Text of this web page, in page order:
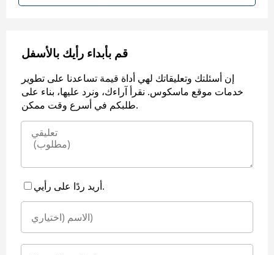
قم بأبداء رأيك بالأسفل
إن أسئلتك وتعليقاتك لهي أداة قيمة تساعدنا على تطوير
خدمات موقع ماسكوس. نقرأ آراءك، ونرد عليها، بناء على
طلبكم في أسرع وقت ممكن.
أريد ردًا على رأيي.